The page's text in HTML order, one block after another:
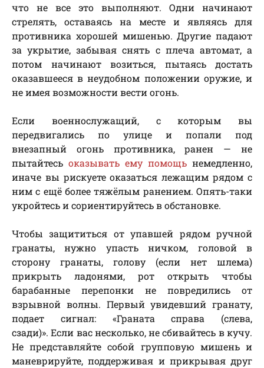
что не все это выполняют. Одни начинают
стрелять, оставаясь на месте и являясь для
противника хорошей мишенью. Другие падают
за укрытие, забывая снять с плеча автомат, а
потом начинают возиться, пытаясь достать
оказавшееся в неудобном положении оружие, и
не имея возможности вести огонь.
Если военнослужащий, с которым вы
передвигались по улице и попали под
внезапный огонь противника, ранен — не
пытайтесь оказывать ему помощь немедленно,
иначе вы рискуете оказаться лежащим рядом с
ним с ещё более тяжёлым ранением. Опять-таки
укройтесь и сориентируйтесь в обстановке.
Чтобы защититься от упавшей рядом ручной
гранаты, нужно упасть ничком, головой в
сторону гранаты, голову (если нет шлема)
прикрыть ладонями, рот открыть чтобы
барабанные перепонки не повредились от
взрывной волны. Первый увидевший гранату,
подает сигнал: «Граната справа (слева,
сзади)». Если вас несколько, не сбивайтесь в кучу.
Не представляйте собой групповую мишень и
маневрируйте, поддерживая и прикрывая друг